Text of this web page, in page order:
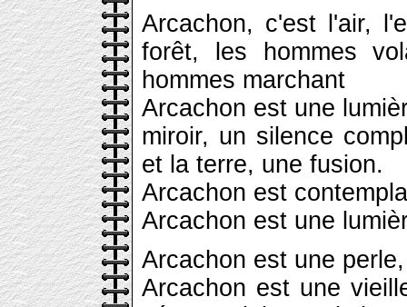
Arcachon, c'est l'air,
forêt, les hommes
hommes marchant
Arcachon est une
miroir, un silence
et la terre, une fusion.
Arcachon est
Arcachon est une
Arcachon est une
Arcachon est une